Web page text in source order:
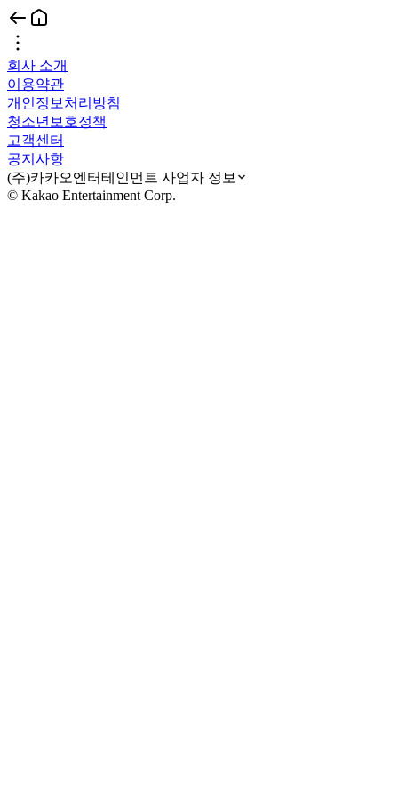
회사 소개
이용약관
개인정보처리방침
청소년보호정책
고객센터
공지사항
(주)카카오엔터테인먼트 사업자 정보
© Kakao Entertainment Corp.